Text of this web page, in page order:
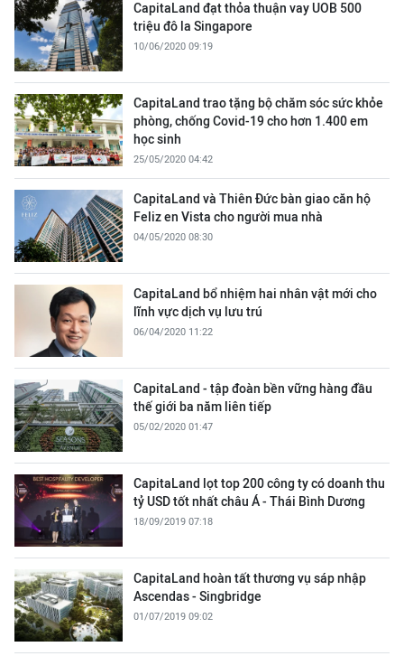
CapitaLand đạt thỏa thuận vay UOB 500
triệu đô la Singapore
10/06/2020 09:19
CapitaLand trao tặng bộ chăm sóc sức khỏe
phòng, chống Covid-19 cho hơn 1.400 em
học sinh
25/05/2020 04:42
CapitaLand và Thiên Đức bàn giao căn hộ
Feliz en Vista cho người mua nhà
04/05/2020 08:30
CapitaLand bổ nhiệm hai nhân vật mới cho
lĩnh vực dịch vụ lưu trú
06/04/2020 11:22
CapitaLand - tập đoàn bền vững hàng đầu
thế giới ba năm liên tiếp
05/02/2020 01:47
CapitaLand lọt top 200 công ty có doanh thu
tỷ USD tốt nhất châu Á - Thái Bình Dương
18/09/2019 07:18
CapitaLand hoàn tất thương vụ sáp nhập
Ascendas - Singbridge
01/07/2019 09:02